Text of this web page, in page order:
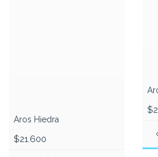
Aros Hiedra
$21.600